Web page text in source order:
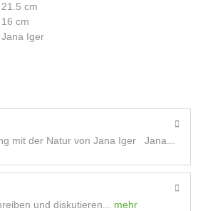
21.5 cm
16 cm
Jana Iger
mit der Natur von Jana Iger Jana...
und diskutieren...
mehr